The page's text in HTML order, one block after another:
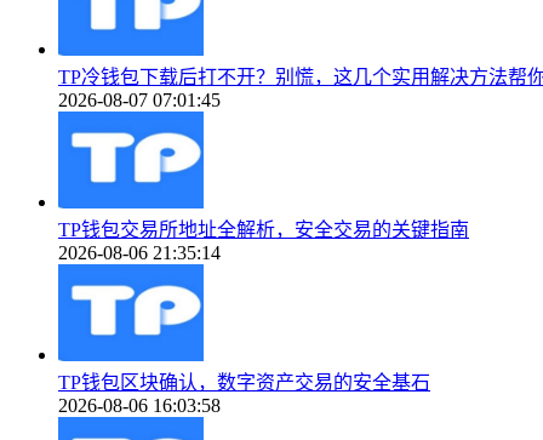
TP冷钱包下载后打不开？别慌，这几个实用解决方法帮
2026-08-07 07:01:45
TP钱包交易所地址全解析，安全交易的关键指南
2026-08-06 21:35:14
TP钱包区块确认，数字资产交易的安全基石
2026-08-06 16:03:58